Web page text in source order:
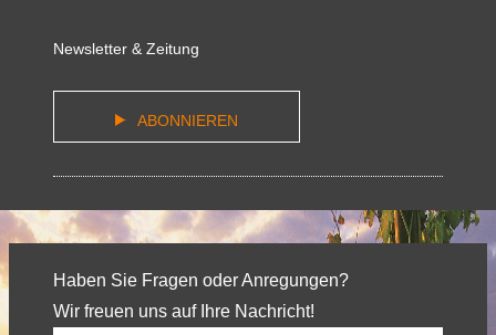
Newsletter & Zeitung
ABONNIEREN
Haben Sie Fragen oder Anregungen?
Wir freuen uns auf Ihre Nachricht!